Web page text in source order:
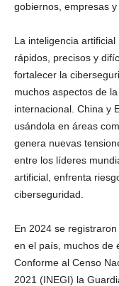
gobiernos, empresas
La inteligencia
rápidos, precisos y
fortalecer la
muchos aspectos de
internacional. China y
usándola en áreas
genera nuevas
entre los líderes
artificial, enfrenta
ciberseguridad.
En 2024 se
en el país, muchos de
Conforme al Censo
2021 (INEGI) la